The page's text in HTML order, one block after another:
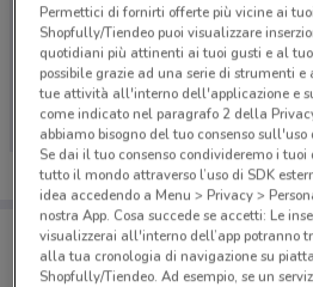
Ci dispiace, al momento non
volantini nella tua zona.
Porta DoveConviene
Puoi trovare le migliori
salvarle e creare la tua
Permettici di fornirti offerte più vicine ai
Shopfully/Tiendeo puoi visualizzare
quotidiani più attinenti ai tuoi gusti e al
possibile grazie ad una serie di strumenti
tue attività all'interno dell'applicazione e
come indicato nel paragrafo 2 della
abbiamo bisogno del tuo consenso
Se dai il tuo consenso condivideremo i
tutto il mondo attraverso l’uso di SDK
idea accedendo a Menu > Privacy >
nostra App. Cosa succede se accetti: Le
visualizzerai all'interno dell’app potranno
alla tua cronologia di navigazione su
Shopfully/Tiendeo. Ad esempio, se un